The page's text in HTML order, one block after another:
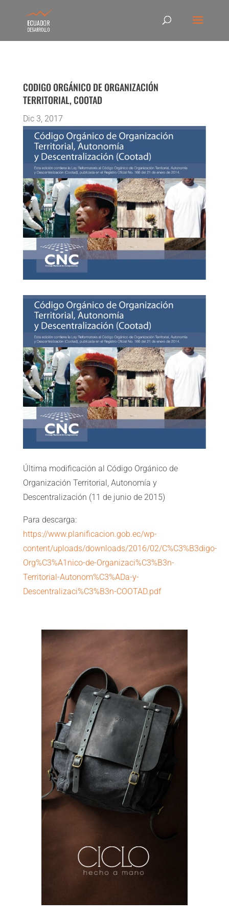
CODIGO ORGÁNICO DE ORGANIZACIÓN
TERRITORIAL, COOTAD
Dic 3, 2017
Última modificación al Código Orgánico de
Organización Territorial, Autonomía y
Descentralización (11 de junio de 2015)
Para descarga:
https://www.planificacion.gob.ec/wp-
content/uploads/downloads/2016/02/C%C3%B3digo-
Org%C3%A1nico-de-Organizaci%C3%B3n-
Territorial-Autonom%C3%ADa-y-
Descentralizaci%C3%B3n-COOTAD.pdf